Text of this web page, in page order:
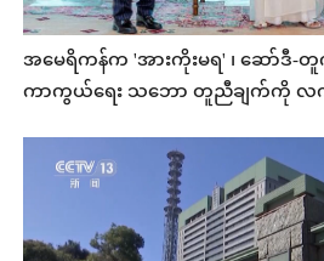
အမေရိကန်က 'အားကိုးမရ' ၊ ဆော်ဒီ-
ကာကွယ်ရေး သဘော တူညီချက်ကို လ